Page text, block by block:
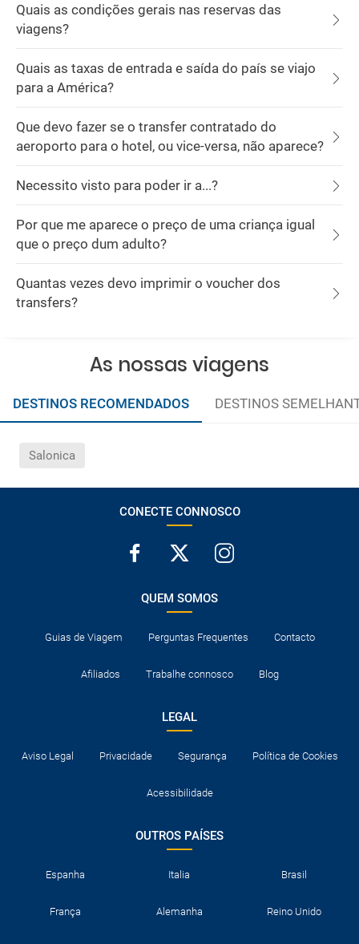
Quais as condições gerais nas reservas das
viagens?
Quais as taxas de entrada e saída do país se viajo
para a América?
Que devo fazer se o transfer contratado do
aeroporto para o hotel, ou vice-versa, não aparece?
Necessito visto para poder ir a...?
Por que me aparece o preço de uma criança igual
que o preço dum adulto?
Quantas vezes devo imprimir o voucher dos
transfers?
As nossas viagens
DESTINOS RECOMENDADOS DESTINOS
Salonica
CONECTE CONNOSCO
QUEM SOMOS
Guias de Viagem Perguntas Frequentes Contacto
Afiliados Trabalhe connosco Blog
LEGAL
Aviso Legal Privacidade Segurança Política de Cookies
Acessibilidade
OUTROS PAÍSES
Espanha Italia Brasil
França Alemanha Reino Unido